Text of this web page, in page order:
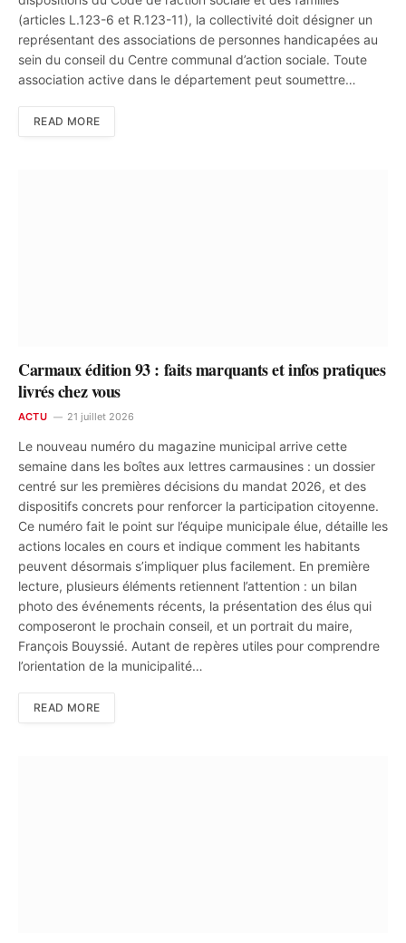
(articles L.123-6 et R.123-11), la collectivité doit désigner un
représentant des associations de personnes handicapées au
sein du conseil du Centre communal d’action sociale. Toute
association active dans le département peut soumettre…
READ MORE
Carmaux édition 93 : faits marquants et infos pratiques
livrés chez vous
ACTU 21 juillet 2026
Le nouveau numéro du magazine municipal arrive cette
semaine dans les boîtes aux lettres carmausines : un dossier
centré sur les premières décisions du mandat 2026, et des
dispositifs concrets pour renforcer la participation citoyenne.
Ce numéro fait le point sur l’équipe municipale élue, détaille les
actions locales en cours et indique comment les habitants
peuvent désormais s’impliquer plus facilement. En première
lecture, plusieurs éléments retiennent l’attention : un bilan
photo des événements récents, la présentation des élus qui
composeront le prochain conseil, et un portrait du maire,
François Bouyssié. Autant de repères utiles pour comprendre
l’orientation de la municipalité…
READ MORE